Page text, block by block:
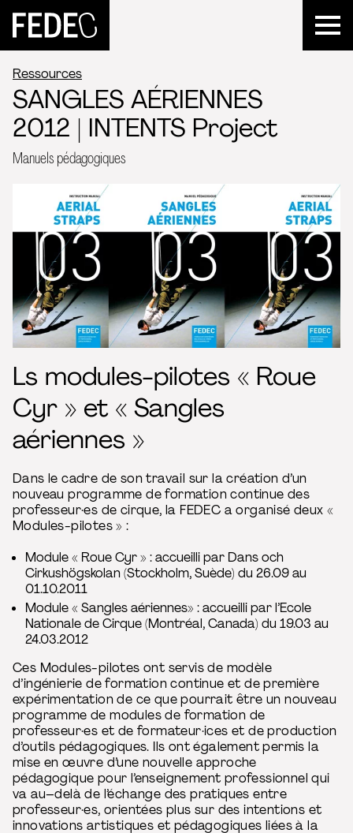
FEDEC
Ressources
SANGLES AÉRIENNES
2012 | INTENTS Project
Manuels pédagogiques
Ls modules-pilotes « Roue
Cyr » et « Sangles
aériennes »
Dans le cadre de son travail sur la création d’un
nouveau programme de formation continue des
professeur·es de cirque, la FEDEC a organisé deux «
Modules-pilotes » :
Module « Roue Cyr » : accueilli par Dans och
Cirkushögskolan (Stockholm, Suède) du 26.09 au
01.10.2011
Module « Sangles aériennes» : accueilli par l’Ecole
Nationale de Cirque (Montréal, Canada) du 19.03 au
24.03.2012
Ces Modules-pilotes ont servis de modèle
d’ingénierie de formation continue et de première
expérimentation de ce que pourrait être un nouveau
programme de modules de formation de
professeur·es et de formateur·ices et de production
d’outils pédagogiques. Ils ont également permis la
mise en œuvre d’une nouvelle approche
pédagogique pour l’enseignement professionnel qui
va au–delà de l’échange des pratiques entre
professeur·es, orientées plus sur des intentions et
innovations artistiques et pédagogiques liées à la